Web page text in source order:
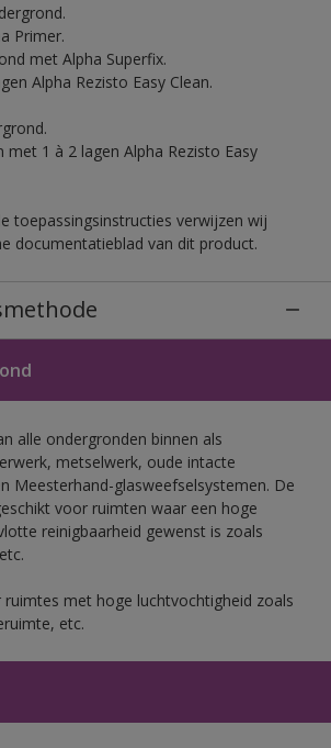
Primer.
met Alpha Superfix.
Alpha Rezisto Easy Clean.
met 1 à 2 lagen Alpha Rezisto Easy
toepassingsinstructies verwijzen wij
documentatieblad van dit product.
alle ondergronden binnen als
metselwerk, oude intacte
Meesterhand-glasweefselsystemen. De
voor ruimten waar een hoge
reinigbaarheid gewenst is zoals
met hoge luchtvochtigheid zoals
etc.